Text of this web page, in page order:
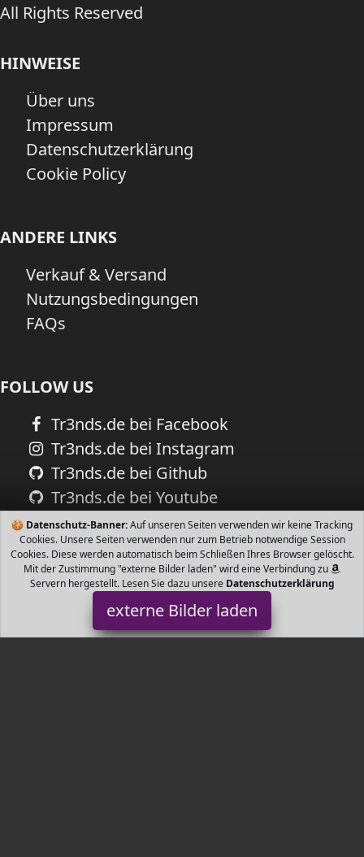
🍪 Datenschutz-Banner:Auf unseren Seiten verwenden wir keine Tracking
Cookies. Unsere Seiten verwenden nur zum Betrieb notwendige Session
Cookies. Diese werden automatisch beim Schließen Ihres Browser gelöscht.
Mit der Zustimmung "externe Bilder laden" wird eine Verbindung zu
Servern hergestellt. Lesen Sie dazu unsere Datenschutzerklärung
externe Bilder laden
All Rights Reserved
HINWEISE
Über uns
Impressum
Datenschutzerklärung
Cookie Policy
ANDERE LINKS
Verkauf & Versand
Nutzungsbedingungen
FAQs
FOLLOW US
Tr3nds.de bei Facebook
Tr3nds.de bei Instagram
Tr3nds.de bei Github
Tr3nds.de bei Youtube